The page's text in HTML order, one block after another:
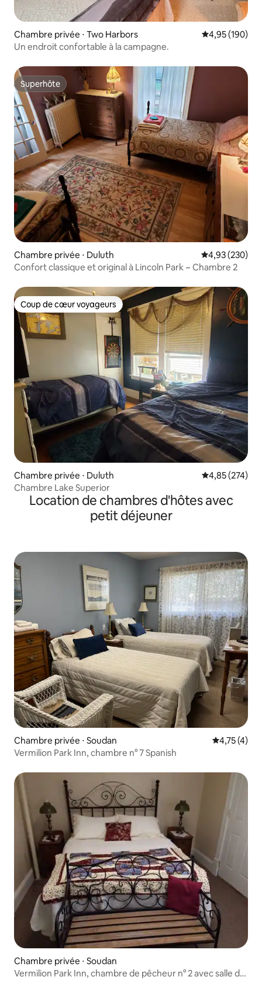
Chambre privée ⋅ Two Harbors Évaluation
4,95 (190)
Un endroit confortable à la campagne.
Superhôte
Superhôte
Chambre privée ⋅ Duluth Évaluation
4,93 (230)
Confort classique et original à Lincoln Park ~ Chambre 2
Coup de cœur voyageurs
Coup de cœur voyageurs
Chambre privée ⋅ Duluth Évaluation
4,85 (274)
Chambre Lake Superior
Location de chambres d'hôtes avec
petit déjeuner
Chambre privée ⋅ Soudan Évaluation
4,75 (4)
Vermilion Park Inn, chambre n° 7 Spanish
Chambre privée ⋅ Soudan
Vermilion Park Inn, chambre de pêcheur n° 2 avec salle de